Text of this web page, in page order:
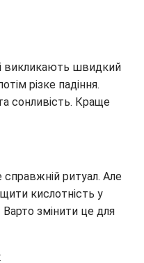
викликають швидкий
різке падіння.
сонливість. Краще
справжній ритуал. Але
кислотність у
Варто змінити це для